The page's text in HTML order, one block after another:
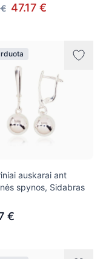
47.17 €
auskarai ant
spynos, Sidabras
€